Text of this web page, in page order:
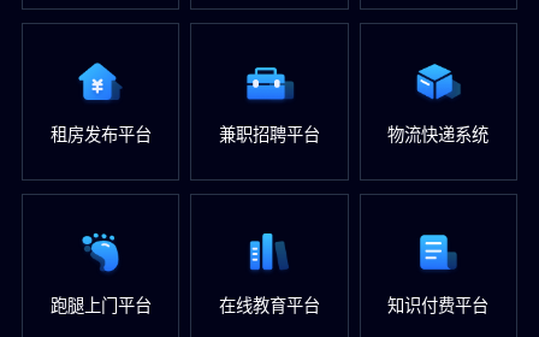
租房发布平台 兼职招聘平台 物流快递系统
跑腿上门平台 在线教育平台 知识付费平台